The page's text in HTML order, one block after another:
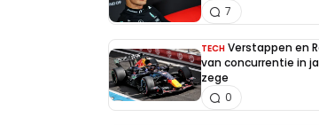
7
TECH Verstappen en
van concurrentie in
zege
0